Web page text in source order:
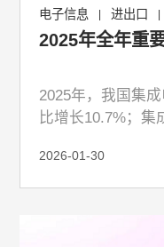
电子信息 | 进出口 |
2025年全年重
2025年，我国集
比增长10.7%；集
2026-01-30